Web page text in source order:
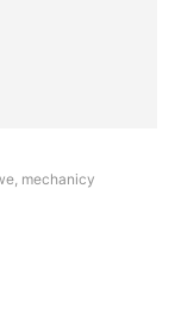
mechanicy